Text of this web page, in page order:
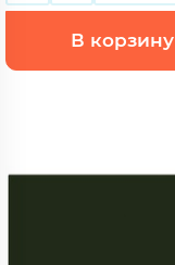
В корзину